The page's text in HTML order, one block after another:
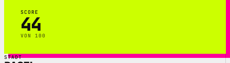
SCORE
44
VON 100
STADT